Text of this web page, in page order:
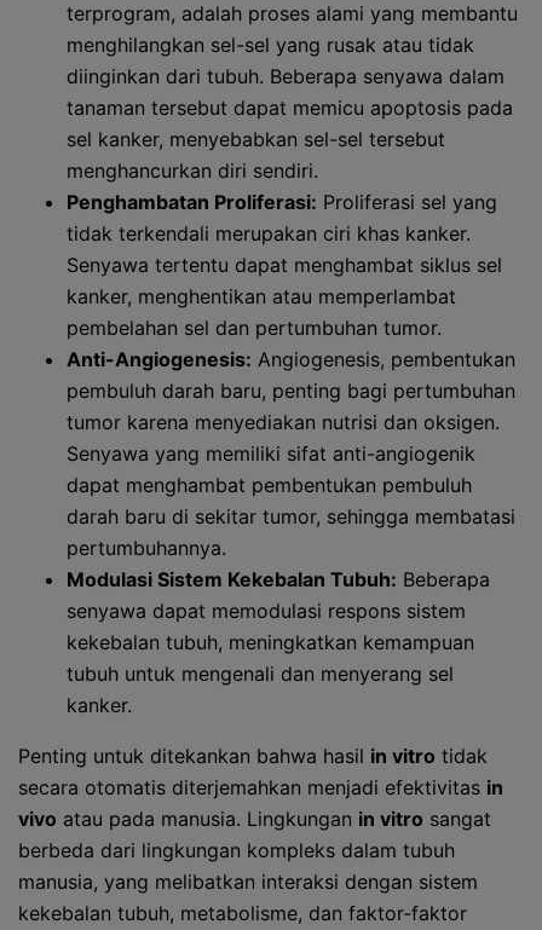
terprogram, adalah proses alami yang membantu
menghilangkan sel-sel yang rusak atau tidak
diinginkan dari tubuh. Beberapa senyawa dalam
tanaman tersebut dapat memicu apoptosis pada
sel kanker, menyebabkan sel-sel tersebut
menghancurkan diri sendiri.
Penghambatan Proliferasi: Proliferasi sel yang
tidak terkendali merupakan ciri khas kanker.
Senyawa tertentu dapat menghambat siklus sel
kanker, menghentikan atau memperlambat
pembelahan sel dan pertumbuhan tumor.
Anti-Angiogenesis: Angiogenesis, pembentukan
pembuluh darah baru, penting bagi pertumbuhan
tumor karena menyediakan nutrisi dan oksigen.
Senyawa yang memiliki sifat anti-angiogenik
dapat menghambat pembentukan pembuluh
darah baru di sekitar tumor, sehingga membatasi
pertumbuhannya.
Modulasi Sistem Kekebalan Tubuh: Beberapa
senyawa dapat memodulasi respons sistem
kekebalan tubuh, meningkatkan kemampuan
tubuh untuk mengenali dan menyerang sel
kanker.
Penting untuk ditekankan bahwa hasil in vitro tidak
secara otomatis diterjemahkan menjadi efektivitas in
vivo atau pada manusia. Lingkungan in vitro sangat
berbeda dari lingkungan kompleks dalam tubuh
manusia, yang melibatkan interaksi dengan sistem
kekebalan tubuh, metabolisme, dan faktor-faktor